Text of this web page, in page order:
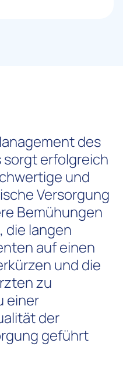
des
erfolgreich
und
Versorgung
Bemühungen
die langen
auf einen
und die
zu
einer
der
geführt